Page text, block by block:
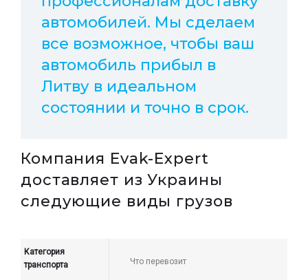
автомобилей. Мы сделаем
все возможное, чтобы ваш
автомобиль прибыл в
Литву в идеальном
состоянии и точно в срок.
Компания Evak-Expert
доставляет из Украины
следующие виды грузов
Категория
транспорта
Что перевозит